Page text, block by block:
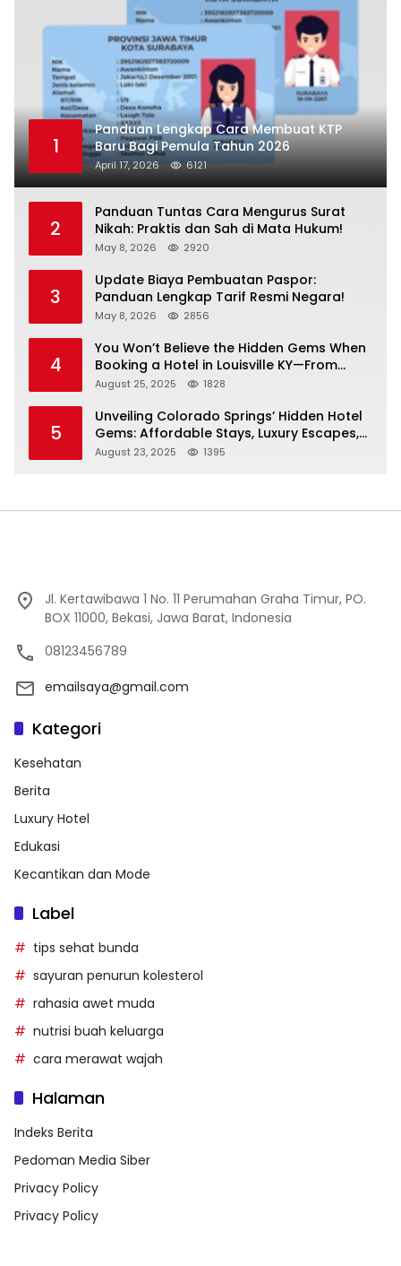
1
Panduan Lengkap Cara Membuat KTP
Baru Bagi Pemula Tahun 2026
April 17, 2026 6121
2
Panduan Tuntas Cara Mengurus Surat
Nikah: Praktis dan Sah di Mata Hukum!
May 8, 2026 2920
3
Update Biaya Pembuatan Paspor:
Panduan Lengkap Tarif Resmi Negara!
May 8, 2026 2856
4
You Won’t Believe the Hidden Gems When
Booking a Hotel in Louisville KY—From
Cheap to Luxe!
August 25, 2025 1828
5
Unveiling Colorado Springs’ Hidden Hotel
Gems: Affordable Stays, Luxury Escapes,
and Everything In Between!
August 23, 2025 1395
Jl. Kertawibawa 1 No. 11 Perumahan Graha Timur, PO.
BOX 11000, Bekasi, Jawa Barat, Indonesia
08123456789
emailsaya@gmail.com
Kategori
Kesehatan
Berita
Luxury Hotel
Edukasi
Kecantikan dan Mode
Label
tips sehat bunda
sayuran penurun kolesterol
rahasia awet muda
nutrisi buah keluarga
cara merawat wajah
Halaman
Indeks Berita
Pedoman Media Siber
Privacy Policy
Privacy Policy